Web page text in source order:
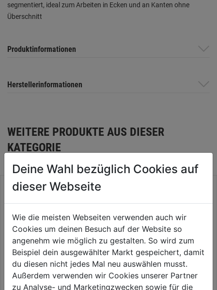
segmentiert, ideal zum Arbeiten in Ecken und an Kanten ohne
Überschnitt
Produktinformationen
Herstellerinformationen
WEITERE PRODUKTE AUS DIESER
KATEGORIE
Biegsame Welle
Schleifteller-Set SLP 7tlg. DM
Deine Wahl bezüglich Cookies auf
dieser Webseite
Wie die meisten Webseiten verwenden auch wir
Cookies um deinen Besuch auf der Website so
angenehm wie möglich zu gestalten. So wird zum
Beispiel dein ausgewählter Markt gespeichert, damit
du diesen nicht jedes Mal neu auswählen musst.
Außerdem verwenden wir Cookies unserer Partner
zu Analyse- und Marketingzwecken sowie für die